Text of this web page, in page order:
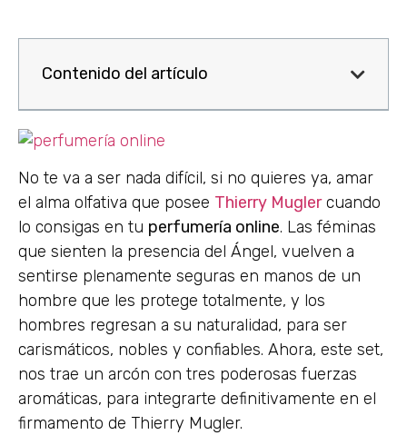
Contenido del artículo
No te va a ser nada difícil, si no quieres ya, amar
el alma olfativa que posee Thierry Muglercuando
lo consigas en tu perfumería online. Las féminas
que sienten la presencia del Ángel, vuelven a
sentirse plenamente seguras en manos de un
hombre que les protege totalmente, y los
hombres regresan a su naturalidad, para ser
carismáticos, nobles y confiables. Ahora, este set,
nos trae un arcón con tres poderosas fuerzas
aromáticas, para integrarte definitivamente en el
firmamento de Thierry Mugler.